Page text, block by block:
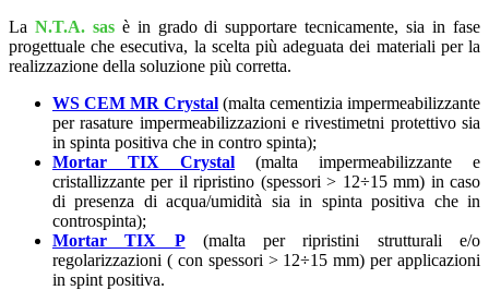
La N.T.A. sas è in grado di supportare tecnicamente, sia in fase
progettuale che esecutiva, la scelta più adeguata dei materiali per la
realizzazione della soluzione più corretta.
WS CEM MR Crystal (malta cementizia impermeabilizzante
per rasature impermeabilizzazioni e rivestimetni protettivo sia
in spinta positiva che in contro spinta);
Mortar TIX Crystal (malta impermeabilizzante e
cristallizzante per il ripristino (spessori > 12÷15 mm) in caso
di presenza di acqua/umidità sia in spinta positiva che in
controspinta);
Mortar TIX P(malta per ripristini strutturali e/o
regolarizzazioni ( con spessori > 12÷15 mm) per applicazioni
in spint positiva.